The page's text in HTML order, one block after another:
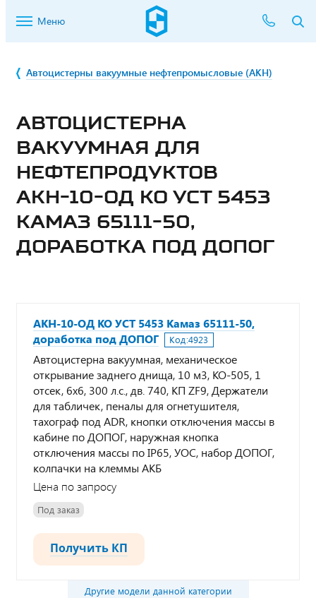
Меню
Автоцистерны вакуумные нефтепромысловые (АКН)
АВТОЦИСТЕРНА
ВАКУУМНАЯ ДЛЯ
НЕФТЕПРОДУКТОВ
АКН-10-ОД КО УСТ 5453
КАМАЗ 65111-50,
ДОРАБОТКА ПОД ДОПОГ
АКН-10-ОД КО УСТ 5453 Камаз 65111-50,
доработка под ДОПОГ
Код:4923
Автоцистерна вакуумная, механическое
открывание заднего днища, 10 м3, КО-505, 1
отсек, 6х6, 300 л.с., дв. 740, КП ZF9, Держатели
для табличек, пеналы для огнетушителя,
тахограф под ADR, кнопки отключения массы в
кабине по ДОПОГ, наружная кнопка
отключения массы по IP65, УОС, набор ДОПОГ,
колпачки на клеммы АКБ
Цена по запросу
Под заказ
Получить КП
Другие модели данной категории